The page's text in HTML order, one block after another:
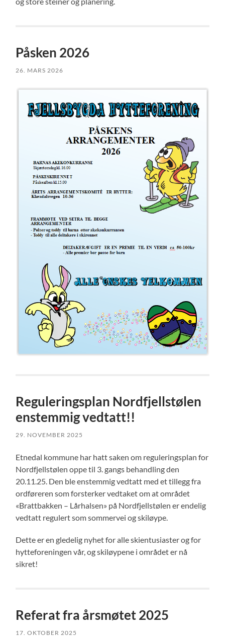
Påsken 2026
26. MARS 2026
Reguleringsplan Nordfjellstølen
enstemmig vedtatt!!
29. NOVEMBER 2025
Etnedal kommune har hatt saken om reguleringsplan for
Nordfjellstølen oppe til 3. gangs behandling den
20.11.25. Den ble enstemmig vedtatt med et tillegg fra
ordføreren som forsterker vedtaket om at området
«Brattbakken – Lårhalsen» på Nordfjellstølen er endelig
vedtatt regulert som sommervei og skiløype.
Dette er en gledelig nyhet for alle skientusiaster og for
hytteforeningen vår, og skiløypene i området er nå
sikret!
Referat fra årsmøtet 2025
17. OKTOBER 2025